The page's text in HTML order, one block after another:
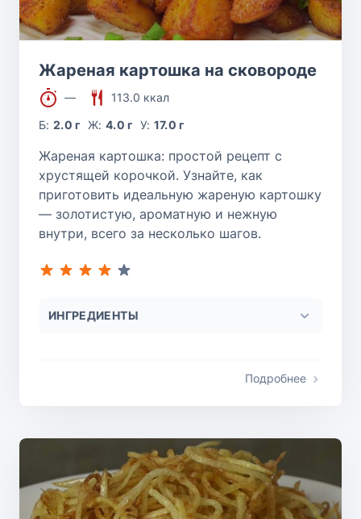
Жареная картошка на сковороде
—
113.0 ккал
Б:2.0 г Ж: 4.0 г У: 17.0 г
Жареная картошка: простой рецепт с
хрустящей корочкой. Узнайте, как
приготовить идеальную жареную картошку
— золотистую, ароматную и нежную
внутри, всего за несколько шагов.
ИНГРЕДИЕНТЫ
Подробнее